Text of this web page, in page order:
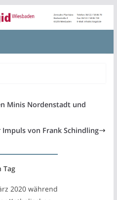
Minis Nordenstadt und
Impuls von Frank Schindling
Tag
2020 während